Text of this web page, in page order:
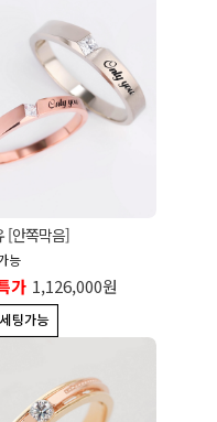
[안쪽막음]
능
가 1,126,000원